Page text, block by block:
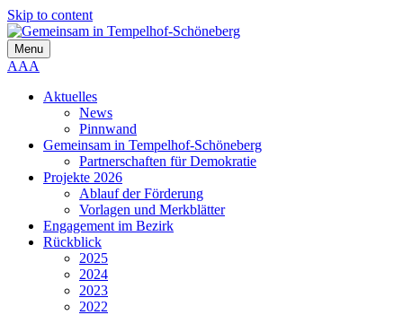
Skip to content
Menu
AAA
Aktuelles
News
Pinnwand
Gemeinsam in Tempelhof-Schöneberg
Partnerschaften für Demokratie
Projekte 2026
Ablauf der Förderung
Vorlagen und Merkblätter
Engagement im Bezirk
Rückblick
2025
2024
2023
2022